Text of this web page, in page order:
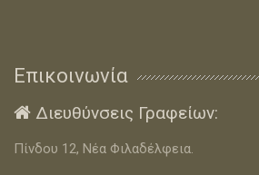
Επικοινωνία
 Διευθύνσεις Γραφείων:
Πίνδου 12, Νέα Φιλαδέλφεια.